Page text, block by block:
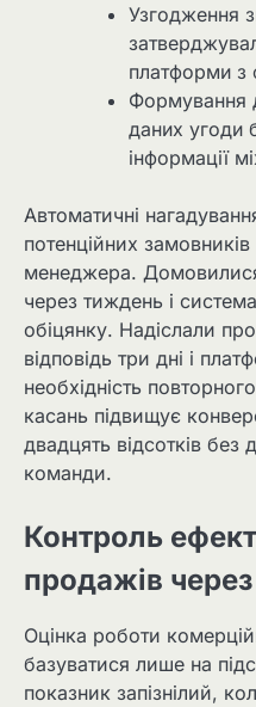
Узгодження
платформи з
Формування
даних угоди
інформації
Автоматичні
потенційних
менеджера.
через тиждень і
обіцянку. Надіслали
відповідь три дні і
необхідність
касань підвищує
двадцять відсотків без
команди.
Контроль
продажів
Оцінка роботи
базуватися лише на
показник запізнілий,